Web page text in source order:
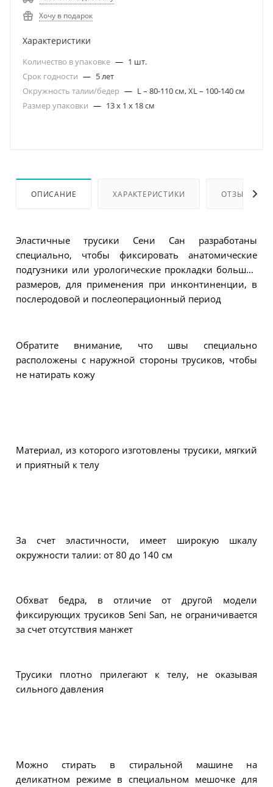
Хочу в подарок
Характеристики
Количество в упаковке — 1 шт.
Срок годности — 5 лет
Окружность талии/бедер — L – 80-110 см, XL – 100-140 см
Размер упаковки — 13 х 1 х 18 см
ОПИСАНИЕ ХАРАКТЕРИСТИКИ ОТЗЫВЫ
Эластичные трусики Сени Сан разработаны
специально, чтобы фиксировать анатомические
подгузники или урологические прокладки больших
размеров, для применения при инконтиненции, в
послеродовой и послеоперационный период
Обратите внимание, что швы специально
расположены с наружной стороны трусиков, чтобы
не натирать кожу
Материал, из которого изготовлены трусики, мягкий
и приятный к телу
За счет эластичности, имеет широкую шкалу
окружности талии: от 80 до 140 см
Обхват бедра, в отличие от другой модели
фиксирующих трусиков Seni San, не ограничивается
за счет отсутствия манжет
Трусики плотно прилегают к телу, не оказывая
сильного давления
Можно стирать в стиральной машине на
деликатном режиме в специальном мешочке для